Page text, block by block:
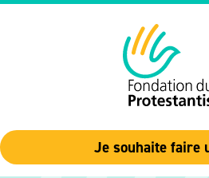
Je souhaite faire